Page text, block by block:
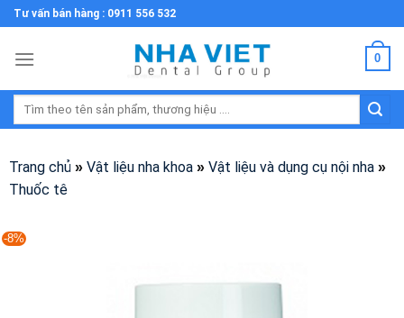
Skip
to
content
Tư vấn bán hàng : 0911 556 532
0
Tìm
Trang chủ» Vật liệu nha khoa» Vật liệu và dụng cụ nội nha»
Thuốc tê
-8%